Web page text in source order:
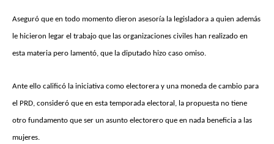
Aseguró que en todo momento dieron asesoría la legisladora a quien además
le hicieron legar el trabajo que las organizaciones civiles han realizado en
esta materia pero lamentó, que la diputado hizo caso omiso.
Ante ello calificó la iniciativa como electorera y una moneda de cambio para
el PRD, consideró que en esta temporada electoral, la propuesta no tiene
otro fundamento que ser un asunto electorero que en nada beneficia a las
mujeres.